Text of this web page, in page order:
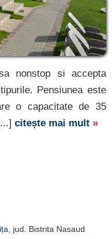
nonstop si accepta
Pensiunea este
o capacitate de 35
citește mai mult »
, jud. Bistrita Nasaud